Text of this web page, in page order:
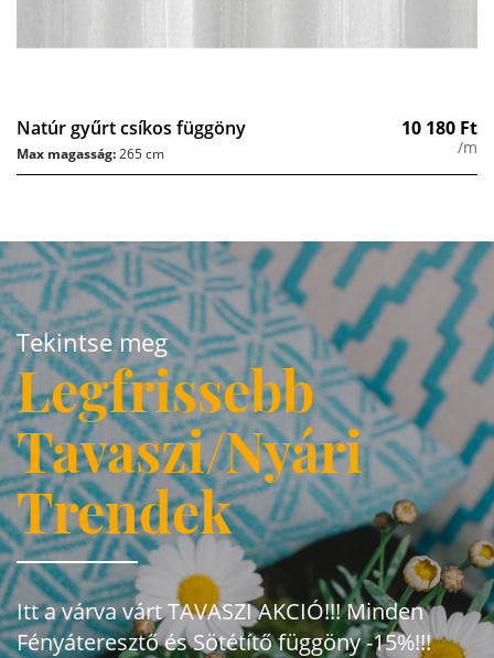
Natúr gyűrt csíkos függöny 10 180 Ft
/m
Max magasság:265 cm
Tekintse meg
Legfrissebb
Tavaszi/Nyári
Trendek
Itt a várva várt TAVASZI AKCIÓ!!! Minden
Fényáteresztő és Sötétítő függöny -15%!!!